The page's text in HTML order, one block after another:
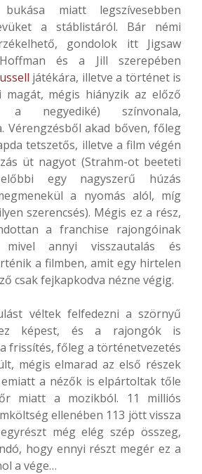
miatt legszívesebben
a stáblistáról. Bár némi
gondolok itt Jigsaw
és a Jill szerepében
játékára, illetve a történet is
magát, mégis hiányzik az előző
negyediké) színvonala,
Vérengzésből akad bőven, főleg
tetszetős, illetve a film végén
üt nagyot (Strahm-ot beeteti
egy nagyszerű húzás
a nyomás alól, míg
szerencsés). Mégis ez a rész,
a franchise rajongóinak
annyi visszautalás és
a filmben, amit egy hirtelen
csak fejkapkodva nézne végig.
véltek felfedezni a szörnyű
képest, és a rajongók is
frissítés, főleg a történetvezetés
mégis elmarad az első részek
a nézők is elpártoltak tőle
miatt a mozikból. 11 milliós
ellenében 113 jött vissza
még elég szép összeg,
hogy ennyi részt megér ez a
a vége…